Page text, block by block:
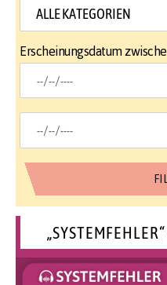
Erscheinungsdatum